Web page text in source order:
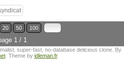
20 50 100
1 / 1
super-fast, no-database delicious clone. By
. Theme by idleman.fr.